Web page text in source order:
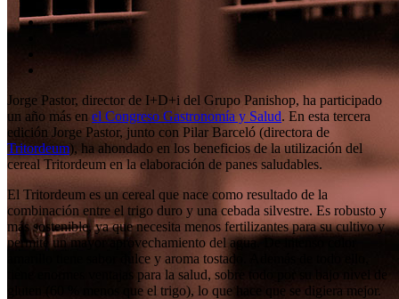
Jorge Pastor, director de I+D+i del Grupo Panishop, ha participado
un año más en el Congreso Gastronomía y Salud. En esta tercera
edición Jorge Pastor, junto con Pilar Barceló (directora de
Tritordeum), ha ahondado en los beneficios de la utilización del
cereal Tritordeum en la elaboración de panes saludables.
El Tritordeum es un cereal que nace como resultado de la
combinación entre el trigo duro y una cebada silvestre. Es robusto y
más sostenible, ya que necesita menos fertilizantes para su cultivo y
permite un mayor aprovechamiento del agua. De intenso color
amarillo tiene sabor dulce y aroma tostado. Además de todo ello,
tiene enormes ventajas para la salud, sobre todo por su bajo nivel de
gluten (60 % menos que el trigo), lo que hace que se digiera mejor.